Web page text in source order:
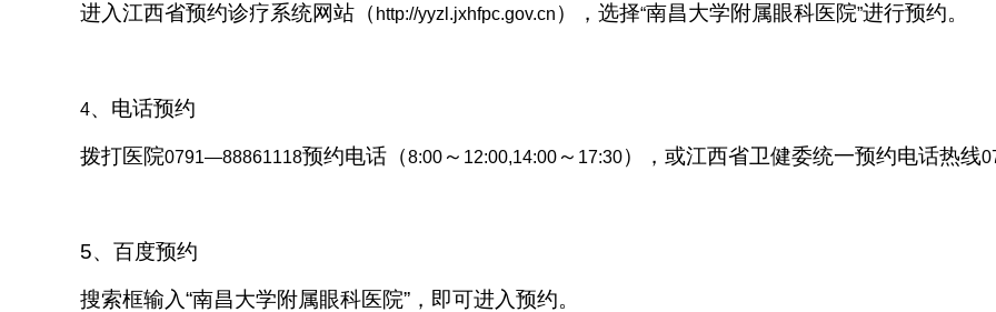
进入江西省预约诊疗系统网站（ http://yyzl.jxhfpc.gov.cn ），选择“南昌大学附属眼科医院”进行预约。
4、电话预约
拨打医院0791—88861118预约电话（8:00 ～ 12:00,14:00 ～ 17:30），或江西省卫健委统一预约电话热线
5、百度预约
搜索框输入“南昌大学附属眼科医院”，即可进入预约。